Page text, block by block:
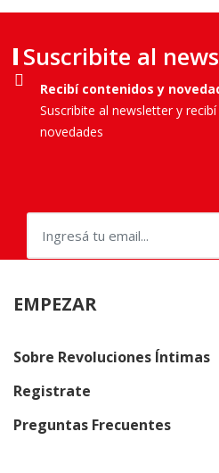
Suscribite al
Recibí contenidos y
Suscribite al newsletter y
novedades
EMPEZAR
Sobre Revoluciones Íntimas
Registrate
Preguntas Frecuentes